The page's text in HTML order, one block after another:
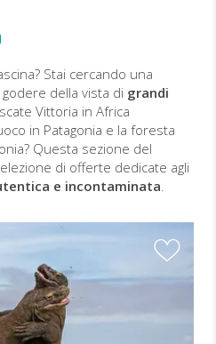
Stai cercando una
della vista di grandi
Vittoria in Africa
in Patagonia e la foresta
Questa sezione del
di offerte dedicate agli
e incontaminata